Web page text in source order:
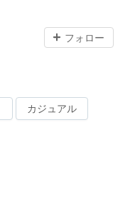
フォロー
カジュアル